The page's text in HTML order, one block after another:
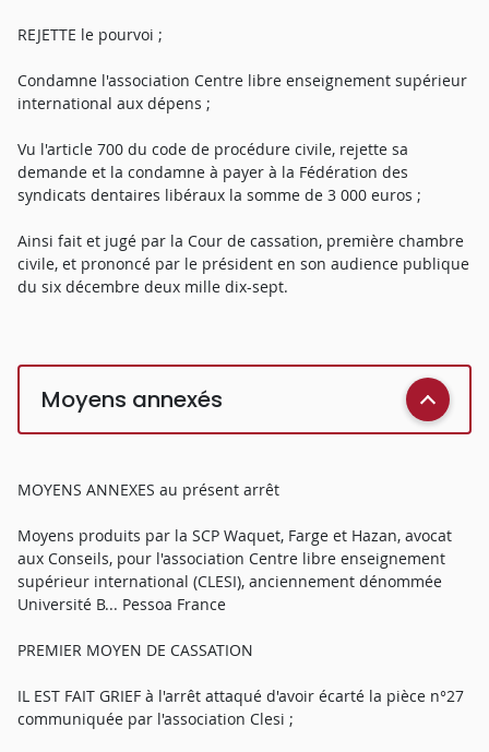
REJETTE le pourvoi ;
Condamne l'association Centre libre enseignement supérieur
international aux dépens ;
Vu l'article 700 du code de procédure civile, rejette sa
demande et la condamne à payer à la Fédération des
syndicats dentaires libéraux la somme de 3 000 euros ;
Ainsi fait et jugé par la Cour de cassation, première chambre
civile, et prononcé par le président en son audience publique
du six décembre deux mille dix-sept.
Moyens annexés
MOYENS ANNEXES au présent arrêt
Moyens produits par la SCP Waquet, Farge et Hazan, avocat
aux Conseils, pour l'association Centre libre enseignement
supérieur international (CLESI), anciennement dénommée
Université B... Pessoa France
PREMIER MOYEN DE CASSATION
IL EST FAIT GRIEF à l'arrêt attaqué d'avoir écarté la pièce n°27
communiquée par l'association Clesi ;